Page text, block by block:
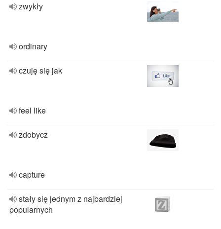
zwykły
ordinary
czuję się jak
feel like
zdobycz
capture
stały się jednym z najbardziej
popularnych